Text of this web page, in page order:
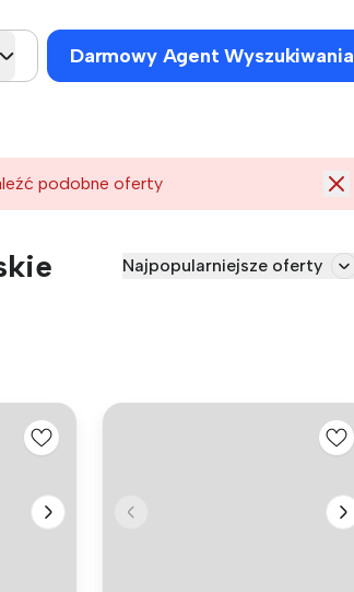
Darmowy Agent Wyszukiwania
podobne oferty
Najpopularniejsze oferty